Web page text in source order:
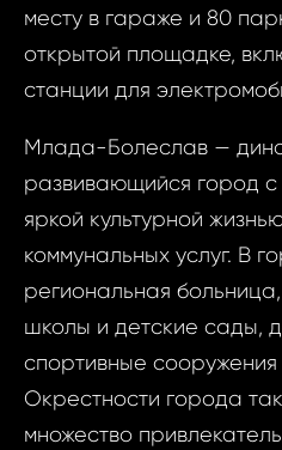
месту в гараже и 80
открытой площадке,
станции для
Млада-Болеслав —
развивающийся город с
яркой культурной
коммунальных услуг. В
региональная
школы и детские сады,
спортивные
Окрестности города
множество